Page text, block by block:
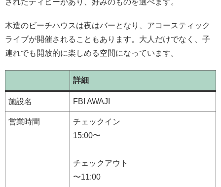
木造のビーチハウスは夜はバーとなり、アコースティック
ライブが開催されることもあります。大人だけでなく、子
連れでも開放的に楽しめる空間になっています。
詳細
施設名 FBI AWAJI
営業時間
チェックイン
15:00〜
チェックアウト
〜11:00